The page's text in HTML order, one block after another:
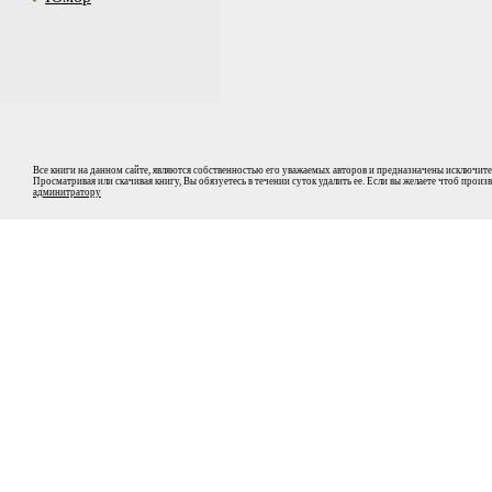
Все книги на данном сайте, являются собственностью его уважаемых авторов и предназначены
Просматривая или скачивая книгу, Вы обязуетесь в течении суток удалить ее. Если вы желаете чтоб
админитратору